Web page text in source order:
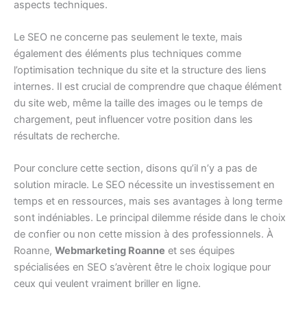
aspects techniques.
Le SEO ne concerne pas seulement le texte, mais
également des éléments plus techniques comme
l’optimisation technique du site et la structure des liens
internes. Il est crucial de comprendre que chaque élément
du site web, même la taille des images ou le temps de
chargement, peut influencer votre position dans les
résultats de recherche.
Pour conclure cette section, disons qu’il n’y a pas de
solution miracle. Le SEO nécessite un investissement en
temps et en ressources, mais ses avantages à long terme
sont indéniables. Le principal dilemme réside dans le choix
de confier ou non cette mission à des professionnels. À
Roanne, Webmarketing Roanne et ses équipes
spécialisées en SEO s’avèrent être le choix logique pour
ceux qui veulent vraiment briller en ligne.